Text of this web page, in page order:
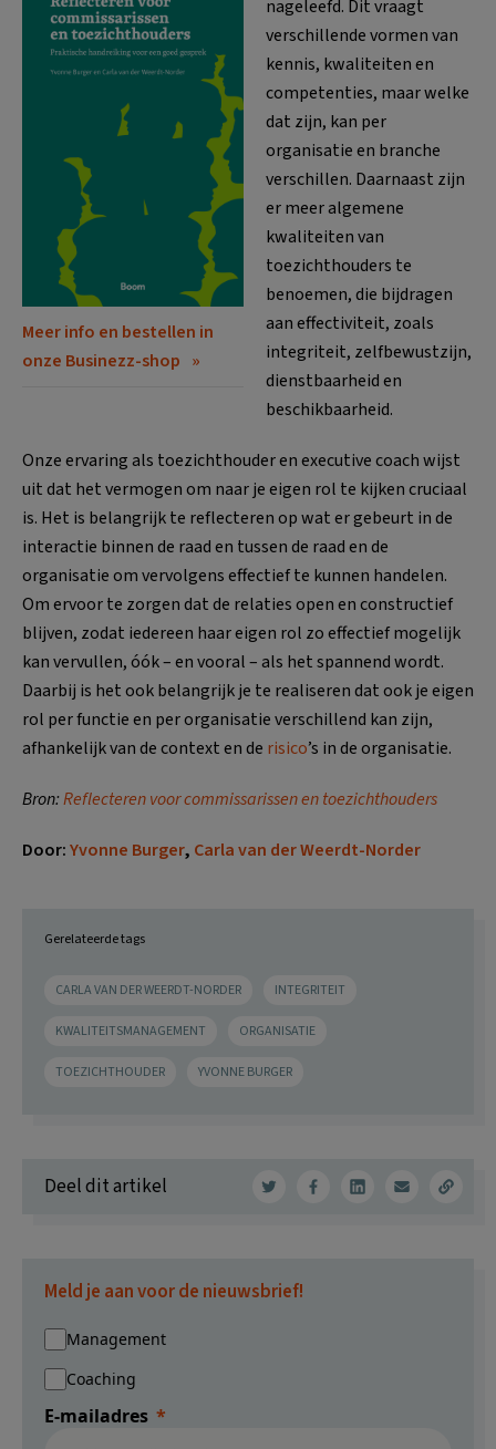
Meer info en bestellen in
onze Businezz-shop
nageleefd. Dit vraagt
verschillende vormen van
kennis, kwaliteiten en
competenties, maar welke
dat zijn, kan per
organisatie en branche
verschillen. Daarnaast zijn
er meer algemene
kwaliteiten van
toezichthouders te
benoemen, die bijdragen
aan effectiviteit, zoals
integriteit, zelfbewustzijn,
dienstbaarheid en
beschikbaarheid.
Onze ervaring als toezichthouder en executive coach wijst
uit dat het vermogen om naar je eigen rol te kijken cruciaal
is. Het is belangrijk te reflecteren op wat er gebeurt in de
interactie binnen de raad en tussen de raad en de
organisatie om vervolgens effectief te kunnen handelen.
Om ervoor te zorgen dat de relaties open en constructief
blijven, zodat iedereen haar eigen rol zo effectief mogelijk
kan vervullen, óók – en vooral – als het spannend wordt.
Daarbij is het ook belangrijk je te realiseren dat ook je eigen
rol per functie en per organisatie verschillend kan zijn,
afhankelijk van de context en de risico’s in de organisatie.
Bron:Reflecteren voor commissarissen en toezichthouders
Door:Yvonne Burger, Carla van der Weerdt-Norder
Gerelateerde tags
CARLA VAN DER WEERDT-NORDER INTEGRITEIT
KWALITEITSMANAGEMENT ORGANISATIE
TOEZICHTHOUDER YVONNE BURGER
Deel dit artikel
Meld je aan voor de nieuwsbrief!
Management
Coaching
E-mailadres